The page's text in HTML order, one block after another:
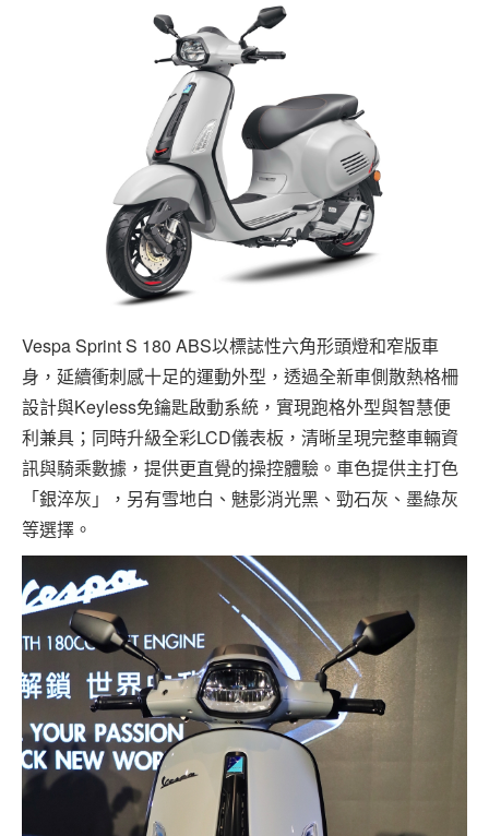
Vespa Sprint S 180 ABS以標誌性六角形頭燈和窄版車
身，延續衝刺感十足的運動外型，透過全新車側散熱格柵
設計與Keyless免鑰匙啟動系統，實現跑格外型與智慧便
利兼具；同時升級全彩LCD儀表板，清晰呈現完整車輛資
訊與騎乘數據，提供更直覺的操控體驗。車色提供主打色
「銀淬灰」，另有雪地白、魅影消光黑、勁石灰、墨綠灰
等選擇。